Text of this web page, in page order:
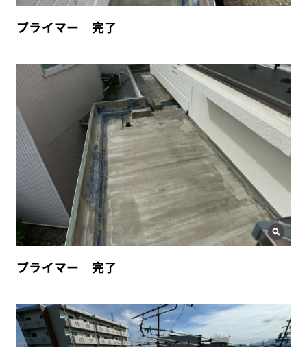
プライマー 完了
プライマー 完了